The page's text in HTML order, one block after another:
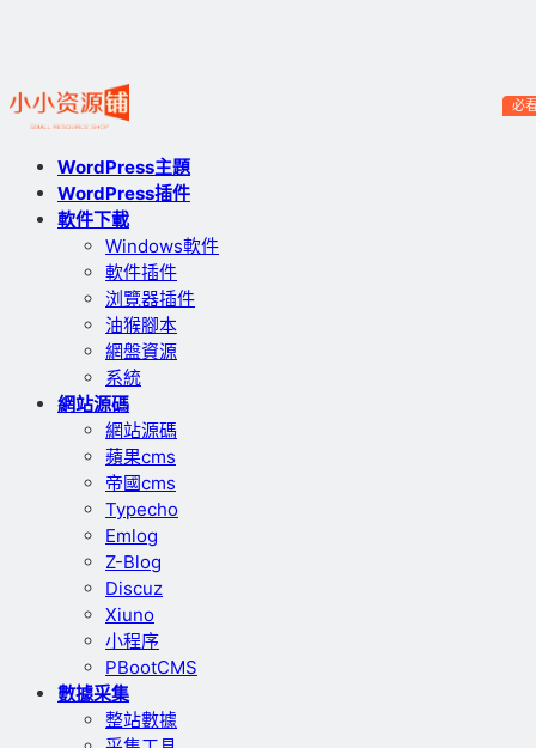
WordPress主題
WordPress插件
軟件下載
Windows軟件
軟件插件
浏覽器插件
油猴腳本
網盤資源
系統
網站源碼
網站源碼
蘋果cms
帝國cms
Typecho
Emlog
Z-Blog
Discuz
Xiuno
小程序
PBootCMS
數據采集
整站數據
必